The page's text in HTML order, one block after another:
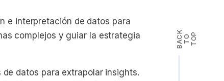
e interpretación de datos para
complejos y guiar la estrategia
datos para extrapolar insights.
B
A C
K
T O
T
O P